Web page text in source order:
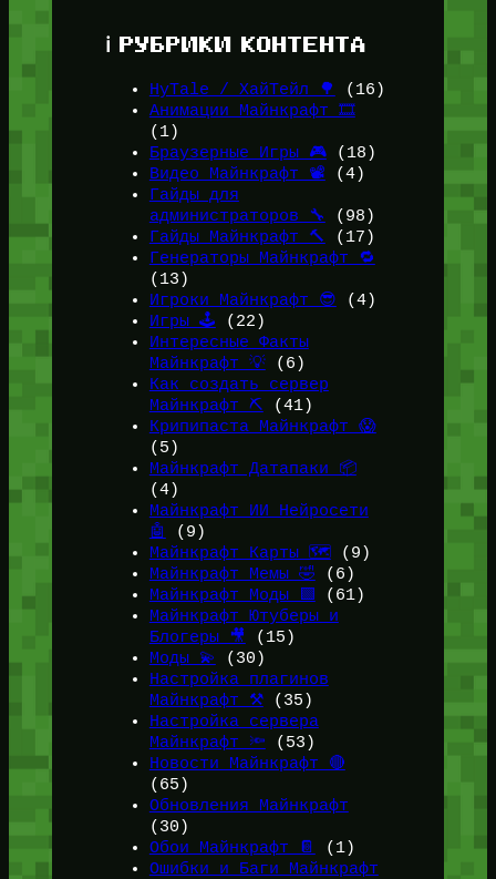
ℹ️ РУБРИКИ КОНТЕНТА
HyTale / ХайТейл 🌳
(16)
Анимации Майнкрафт 🎞️
(1)
Браузерные Игры 🎮(18)
Видео Майнкрафт 📽️ (4)
Гайды для
администраторов 🔧
(98)
Гайды Майнкрафт 🔨
(17)
Генераторы Майнкрафт 🔁
(13)
Игроки Майнкрафт 😎 (4)
Игры 🕹️ (22)
Интересные Факты
Майнкрафт 💡(6)
Как создать сервер
Майнкрафт ⛏️ (41)
Крипипаста Майнкрафт 😱
(5)
Майнкрафт Датапаки 📦
(4)
Майнкрафт ИИ Нейросети
🤖
(9)
Майнкрафт Карты 🗺️ (9)
Майнкрафт Мемы 🤣 (6)
Майнкрафт Моды 🟩
(61)
Майнкрафт Ютуберы и
Блогеры 🎥
(15)
Моды 💫
(30)
Настройка плагинов
Майнкрафт ⚒️(35)
Настройка сервера
Майнкрафт 🔦 (53)
Новости Майнкрафт 🔴
(65)
Обновления Майнкрафт
(30)
Обои Майнкрафт 📔
(1)
Ошибки и Баги Майнкрафт